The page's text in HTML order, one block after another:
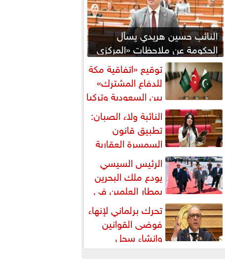
النائب حسين هريدي يسأل
الحكومة عن ملاحظات «المركزي
للمحاسبات» بشأن المنطقة
اقتصادية...
توقيع «اتفاقية مكة
للدفاع المشترك»
بين السعودية وتركيا
وباكستان
النائبة ولاء الصبان:
تطبيق قانون
السمسرة العقارية
ضرورة لضبط السوق وحماية
حقوق...
الرئيس السيسي
يودع ملك البحرين
بمطار العلمين في
ختام زيارته إلى مصرتحرك برلماني لإنهاء
فوضى القوانين
وإنشاء سجل
تشريعي إلكتروني